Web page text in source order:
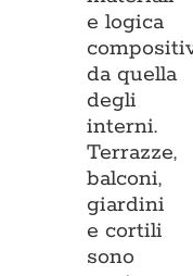
e logica
da quella
degli
interni.
Terrazze,
balconi,
giardini
e cortili
sono